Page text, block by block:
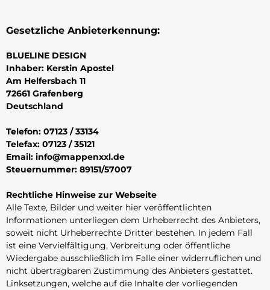
Gesetzliche Anbieterkennung:
BLUELINE DESIGN
Inhaber: Kerstin Apostel
Am Helfersbach 11
72661 Grafenberg
Deutschland
Telefon: 07123 / 33134
Telefax: 07123 / 35121
Email: info@mappenxxl.de
Steuernummer: 89151/57007
Rechtliche Hinweise zur Webseite
Alle Texte, Bilder und weiter hier veröffentlichten
Informationen unterliegen dem Urheberrecht des Anbieters,
soweit nicht Urheberrechte Dritter bestehen. In jedem Fall
ist eine Vervielfältigung, Verbreitung oder öffentliche
Wiedergabe ausschließlich im Falle einer widerruflichen und
nicht übertragbaren Zustimmung des Anbieters gestattet.
Linksetzungen, welche auf die Inhalte der vorliegenden